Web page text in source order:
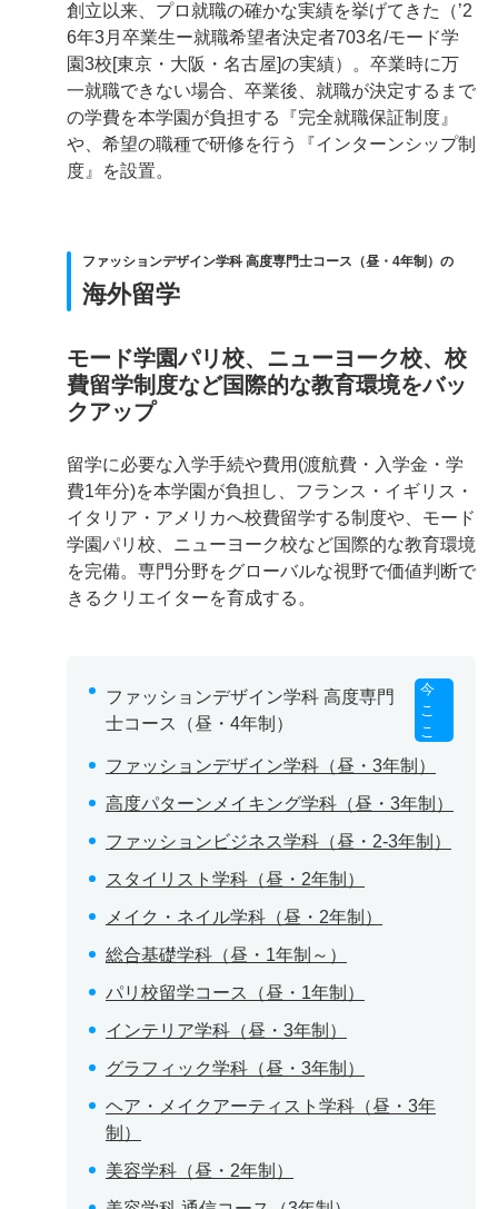
創立以来、プロ就職の確かな実績を挙げてきた（’2
6年3月卒業生ー就職希望者決定者703名/モード学
園3校[東京・大阪・名古屋]の実績）。卒業時に万
一就職できない場合、卒業後、就職が決定するまで
の学費を本学園が負担する『完全就職保証制度』
や、希望の職種で研修を行う『インターンシップ制
度』を設置。
ファッションデザイン学科 高度専門士コース（昼・4年制）の
海外留学
モード学園パリ校、ニューヨーク校、校
費留学制度など国際的な教育環境をバッ
クアップ
留学に必要な入学手続や費用(渡航費・入学金・学
費1年分)を本学園が負担し、フランス・イギリス・
イタリア・アメリカへ校費留学する制度や、モード
学園パリ校、ニューヨーク校など国際的な教育環境
を完備。専門分野をグローバルな視野で価値判断で
きるクリエイターを育成する。
ファッションデザイン学科 高度専門
士コース（昼・4年制）
今
こ
こ
ファッションデザイン学科（昼・3年制）
高度パターンメイキング学科（昼・3年制）
ファッションビジネス学科（昼・2-3年制）
スタイリスト学科（昼・2年制）
メイク・ネイル学科（昼・2年制）
総合基礎学科（昼・1年制～）
パリ校留学コース（昼・1年制）
インテリア学科（昼・3年制）
グラフィック学科（昼・3年制）
ヘア・メイクアーティスト学科（昼・3年
制）
美容学科（昼・2年制）